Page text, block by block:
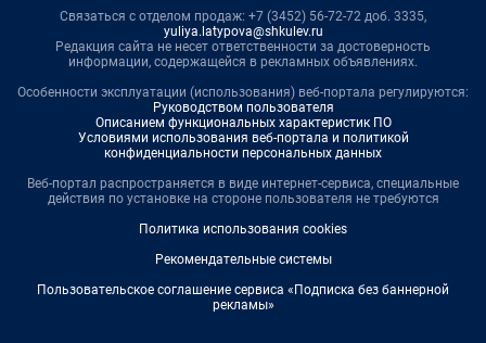
Связаться с отделом продаж: +7 (3452) 56-72-72 доб. 3335,
yuliya.latypova@shkulev.ru
Редакция сайта не несет ответственности за достоверность
информации, содержащейся в рекламных объявлениях.
Особенности эксплуатации (использования) веб-портала регулируются:
Руководством пользователя
Описанием функциональных характеристик ПО
Условиями использования веб-портала и политикой
конфиденциальности персональных данных
Веб-портал распространяется в виде интернет-сервиса, специальные
действия по установке на стороне пользователя не требуются
Политика использования cookies
Рекомендательные системы
Пользовательское соглашение сервиса «Подписка без баннерной
рекламы»